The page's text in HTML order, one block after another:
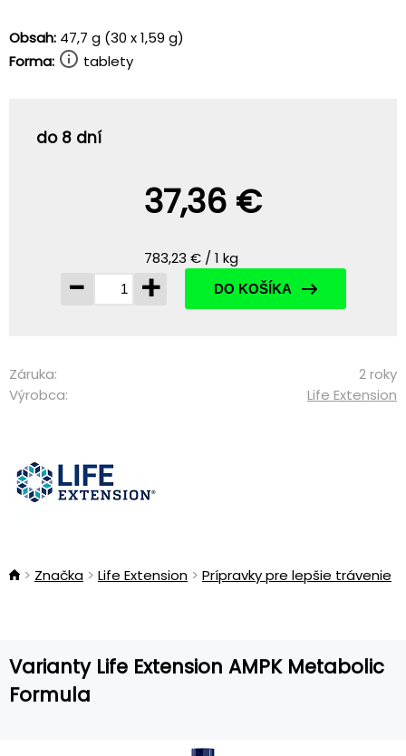
Obsah: 47,7 g (30 x 1,59 g)
Forma:
tablety
do 8 dní
37,36 €
783,23 € / 1 kg
- + DO KOŠÍKA
Záruka:
2 roky
Výrobca:
Life Extension
Značka Life Extension Prípravky pre lepšie trávenie
Varianty Life Extension AMPK Metabolic
Formula